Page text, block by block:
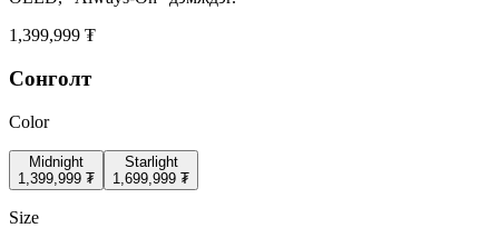
1,399,999 ₮
Сонголт
Color
Midnight
1,399,999 ₮
Starlight
1,699,999 ₮
Size